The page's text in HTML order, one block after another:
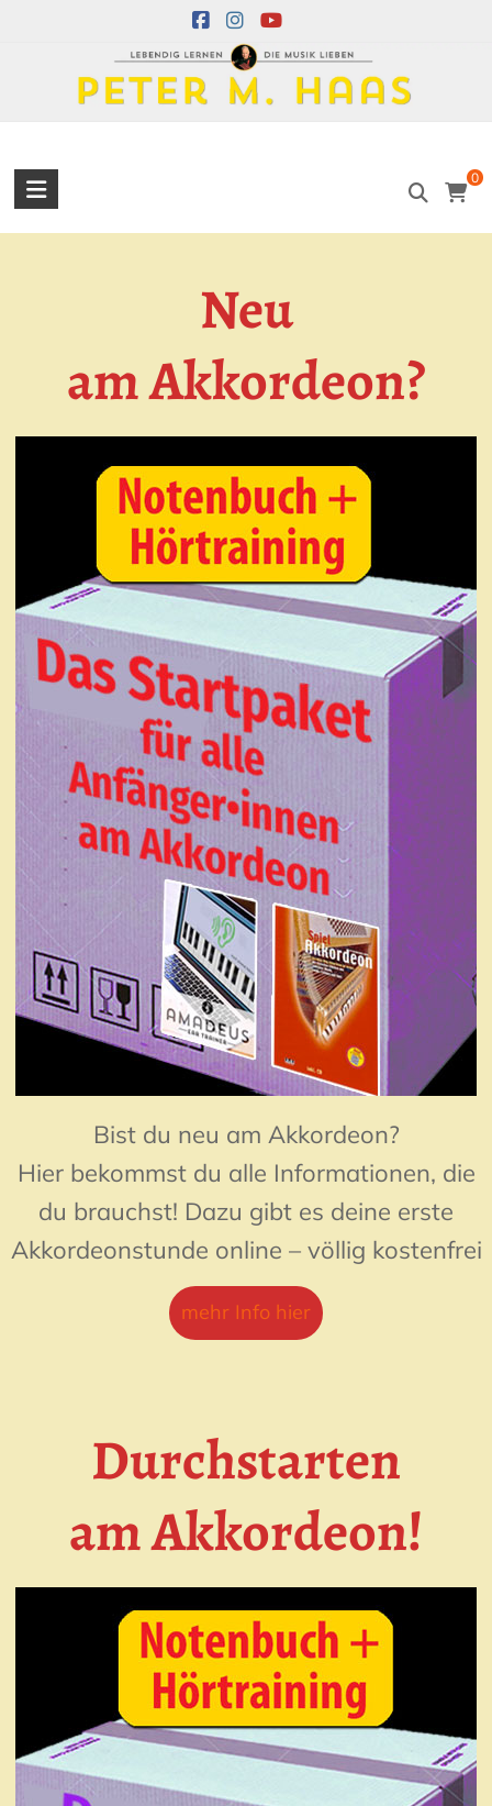
M.
Musiker
–
Harmonielehre
0
Neu
amAkkordeon?
Bist du neu am Akkordeon?
Hier bekommst du alle Informationen, die
du brauchst! Dazu gibt es deine erste
Akkordeonstunde online – völlig kostenfrei
mehr Info hier
Durchstarten
am Akkordeon!